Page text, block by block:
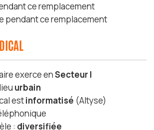
ce remplacement
pendant ce remplacement
exerce enSecteur I
urbain
estinformatisé (Altyse)
: diversifiée